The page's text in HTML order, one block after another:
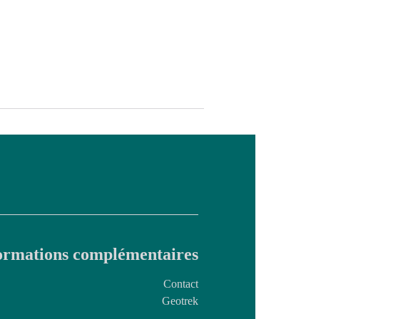
complémentaires
Contact
Geotrek